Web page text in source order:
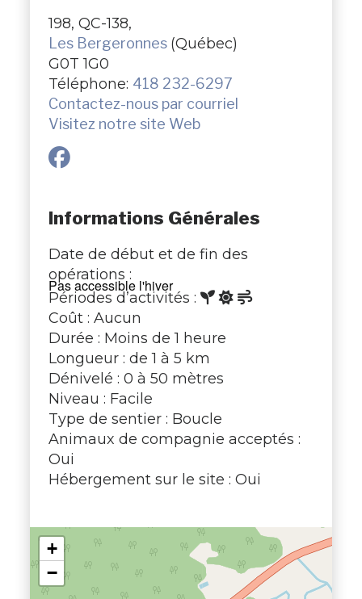
198, QC-138,
Les Bergeronnes (Québec)
G0T 1G0
Téléphone: 418 232-6297
Contactez-nous par courriel
Visitez notre site Web
Informations Générales
Date de début et de fin des
opérations :
Pas accessible l'hiver
Périodes d’activités :
Coût : Aucun
Durée : Moins de 1 heure
Longueur : de 1 à 5 km
Dénivelé : 0 à 50 mètres
Niveau : Facile
Type de sentier : Boucle
Animaux de compagnie acceptés :
Oui
Hébergement sur le site : Oui
+
−